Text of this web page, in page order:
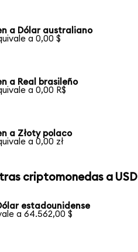
a Dólar australiano
a 0,00 $
a Real brasileño
a 0,00 R$
a Złoty polaco
a 0,00 zł
criptomonedas a USD
estadounidense
a 64.562,00 $